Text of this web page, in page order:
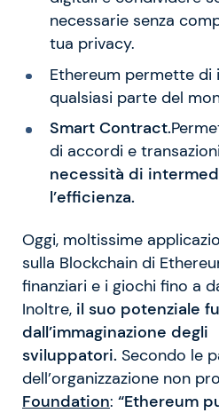
necessarie senza
tua privacy.
Ethereum permette di
qualsiasi parte del
Smart Contract.
di accordi e
necessità di
l’efficienza.
Oggi, moltissime
sulla Blockchain di
finanziari e i giochi fino a
Inoltre, il suo potenziale
dall’immaginazione degli
sviluppatori. Secondo le
dell’organizzazione non
Foundation: “Ethereum